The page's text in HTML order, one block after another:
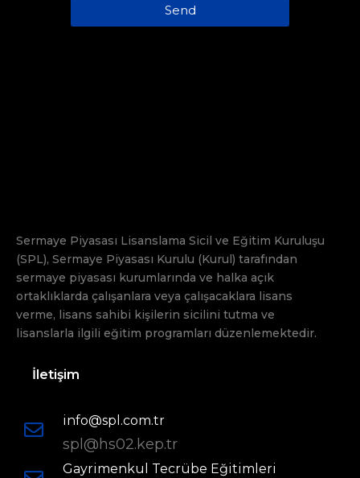
Send
Sermaye Piyasası Lisanslama Sicil ve Eğitim Kuruluşu
(SPL), Sermaye Piyasası Kurulu (Kurul) tarafından
sermaye piyasası kurumlarında ve halka açık
ortaklıklarda çalışanlara veya çalışacaklara lisans
verme, lisans sahibi kişilerin sicilini tutma ve
lisanslarla ilgili eğitim programları düzenlemektedir.
İletişim
info@spl.com.tr
spl@hs02.kep.tr
Gayrimenkul Tecrübe Eğitimleri